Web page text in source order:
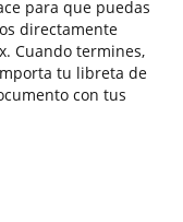
para que puedas
directamente
Cuando termines,
tu libreta de
con tus